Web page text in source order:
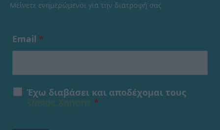
Μείνετε ενημερώμενοι για την διατροφή σας
Email *
Έχω διαβάσει και αποδέχομαι τους
*